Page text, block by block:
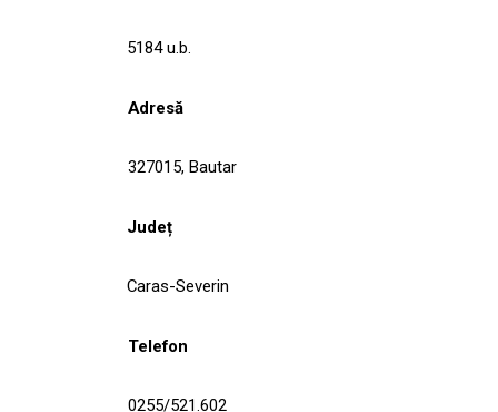
5184 u.b.
Adresă
327015, Bautar
Județ
Caras-Severin
Telefon
0255/521.602